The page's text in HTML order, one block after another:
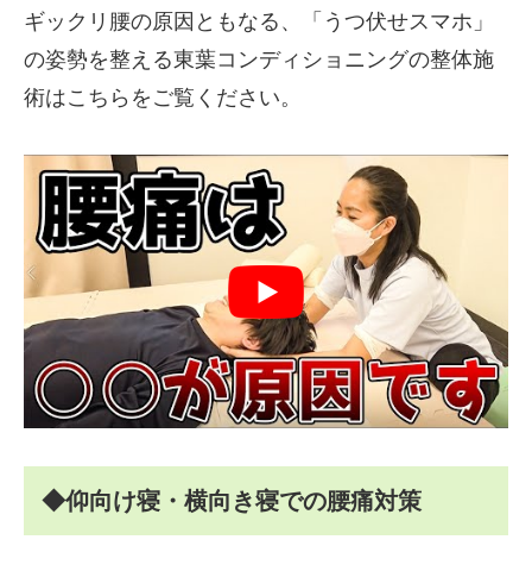
ギックリ腰の原因ともなる、「うつ伏せスマホ」
の姿勢を整える東葉コンディショニングの整体施
術はこちらをご覧ください。
◆仰向け寝・横向き寝での腰痛対策